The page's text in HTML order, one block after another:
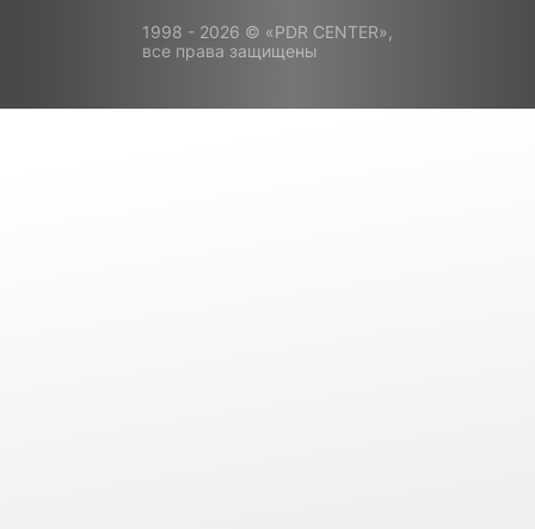
1998 - 2026 © «PDR CENTER»,
все права защищены